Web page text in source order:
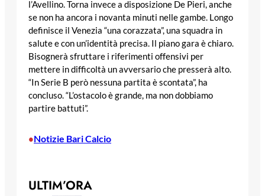
l’Avellino. Torna invece a disposizione De Pieri, anche
se non ha ancora i novanta minuti nelle gambe. Longo
definisce il Venezia “una corazzata”, una squadra in
salute e con un’identità precisa. Il piano gara è chiaro.
Bisognerà sfruttare i riferimenti offensivi per
mettere in difficoltà un avversario che presserà alto.
“In Serie B però nessuna partita è scontata”, ha
concluso. “L’ostacolo è grande, ma non dobbiamo
partire battuti”.
•Notizie Bari Calcio
ULTIM’ORA